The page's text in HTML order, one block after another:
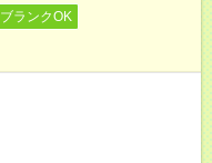
ブランクOK